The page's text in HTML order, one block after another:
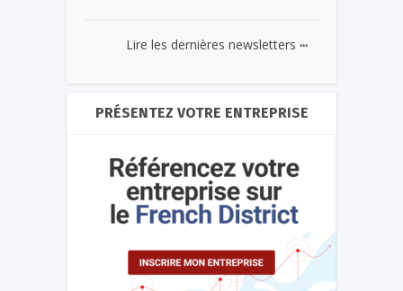
Lire les dernières newsletters ...
PRÉSENTEZ VOTRE ENTREPRISE